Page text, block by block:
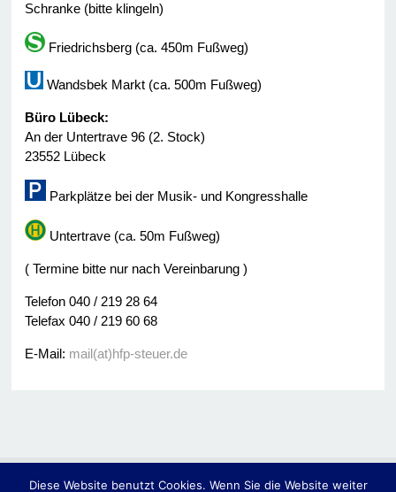
Schranke (bitte klingeln)
Friedrichsberg (ca. 450m Fußweg)
Wandsbek Markt (ca. 500m Fußweg)
Büro Lübeck:
An der Untertrave 96 (2. Stock)
23552 Lübeck
Parkplätze bei der Musik- und Kongresshalle
Untertrave (ca. 50m Fußweg)
( Termine bitte nur nach Vereinbarung )
Telefon 040 / 219 28 64
Telefax 040 / 219 60 68
E-Mail: mail(at)hfp-steuer.de
© 2014Hassler • Fülscher & Partner -Steuerberater-
Diese Website benutzt Cookies. Wenn Sie die Website weiter